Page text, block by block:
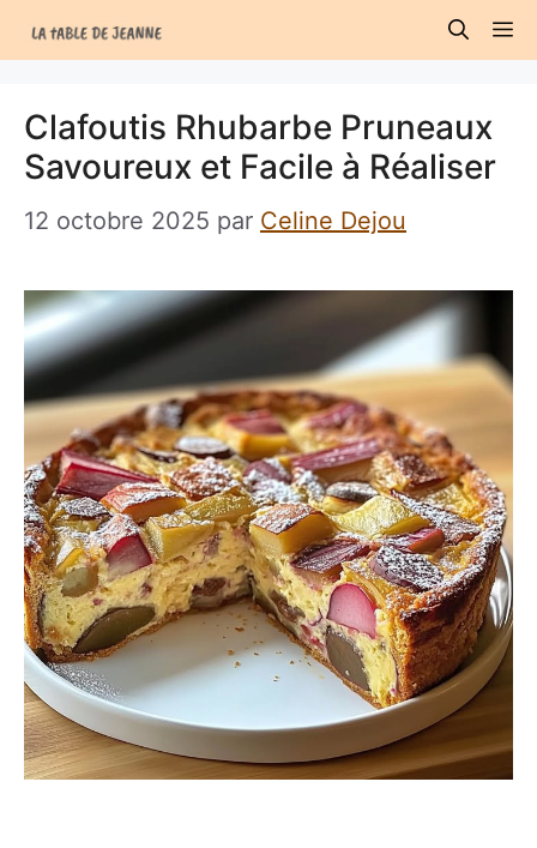
au
Clafoutis Rhubarbe Pruneaux
Savoureux et Facile à Réaliser
12 octobre 2025 par Celine Dejou